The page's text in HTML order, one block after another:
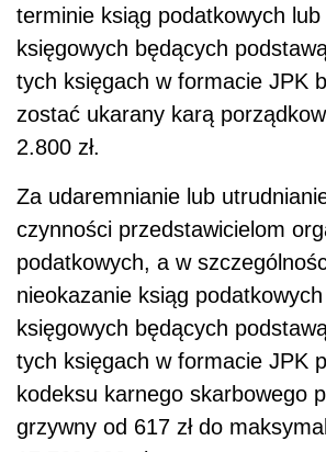
terminie ksiąg podatkowych
księgowych będących
tych księgach w formacie JPK
zostać ukarany karą
2.800 zł.
Za udaremnianie lub
czynności przedstawicielom
podatkowych, a w
nieokazanie ksiąg
księgowych będących
tych księgach w formacie JPK
kodeksu karnego skarbowego
grzywny od 617 zł do